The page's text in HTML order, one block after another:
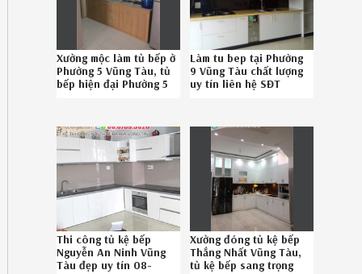
Xưởng mộc làm tủ bếp ở
Phường 5 Vũng Tàu, tủ
bếp hiện đại Phường 5
Làm tu bep tại Phường
9 Vũng Tàu chất lượng
uy tín liên hệ SĐT
Thi công tủ kệ bếp
Nguyễn An Ninh Vũng
Tàu đẹp uy tín 08-
Xưởng đóng tủ kệ bếp
Thắng Nhất Vũng Tàu,
tủ kệ bếp sang trọng